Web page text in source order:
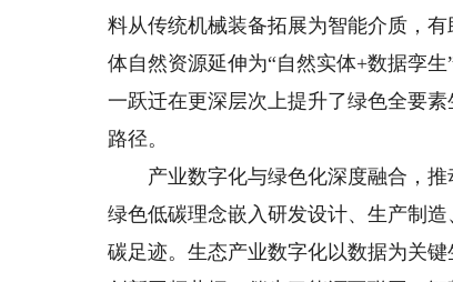
料从传统机械装备拓展为智能介质，
体自然资源延伸为“自然实体+数据孪
一跃迁在更深层次上提升了绿色全要
路径。
产业数字化与绿色化深度融合，推
绿色低碳理念嵌入研发设计、生产制
碳足迹。生态产业数字化以数据为关